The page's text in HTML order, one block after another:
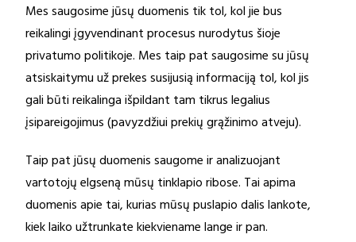
Mes saugosime jūsų duomenis tik tol, kol jie bus
reikalingi įgyvendinant procesus nurodytus šioje
privatumo politikoje. Mes taip pat saugosime su jūsų
atsiskaitymu už prekes susijusią informaciją tol, kol jis
gali būti reikalinga išpildant tam tikrus legalius
įsipareigojimus (pavyzdžiui prekių grąžinimo atveju).
Taip pat jūsų duomenis saugome ir analizuojant
vartotojų elgseną mūsų tinklapio ribose. Tai apima
duomenis apie tai, kurias mūsų puslapio dalis lankote,
kiek laiko užtrunkate kiekviename lange ir pan.